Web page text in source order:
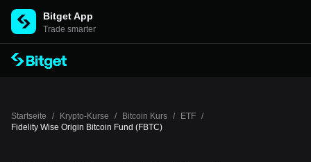
Bitget App
Trade smarter
Startseite / Krypto-Kurse / Bitcoin Kurs / ETF /
Fidelity Wise Origin Bitcoin Fund (FBTC)